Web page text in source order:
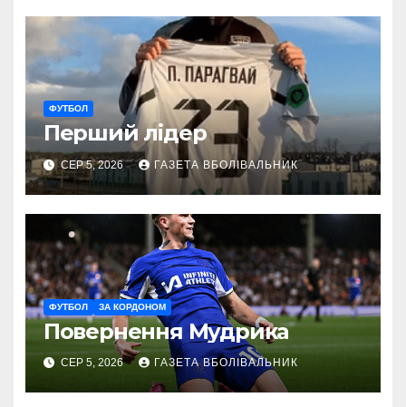
ФУТБОЛ
Перший лідер
СЕР 5, 2026 ГАЗЕТА ВБОЛІВАЛЬНИК
ФУТБОЛ ЗА КОРДОНОМ
Повернення Мудрика
СЕР 5, 2026 ГАЗЕТА ВБОЛІВАЛЬНИК